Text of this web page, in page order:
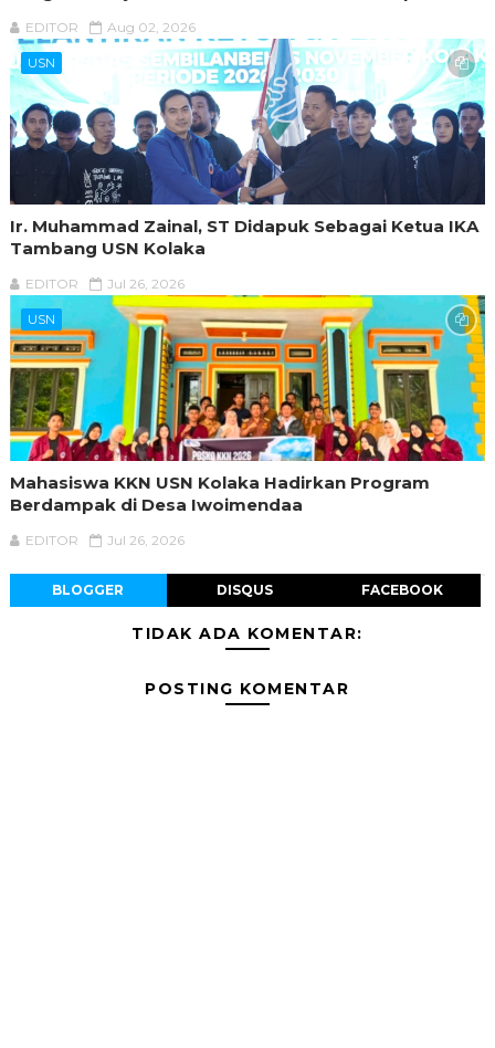
EDITOR Aug 02, 2026
USN
Ir. Muhammad Zainal, ST Didapuk Sebagai Ketua IKA
Tambang USN Kolaka
EDITOR Jul 26, 2026
USN
Mahasiswa KKN USN Kolaka Hadirkan Program
Berdampak di Desa Iwoimendaa
EDITOR Jul 26, 2026
BLOGGER DISQUS FACEBOOK
TIDAK ADA KOMENTAR:
POSTING KOMENTAR